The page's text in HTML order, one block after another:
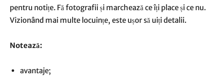
pentru notițe. Fă fotografii și marchează ce îți place și ce nu.
Vizionând mai multe locuințe, este ușor să uiți detalii.
Notează:
avantaje;